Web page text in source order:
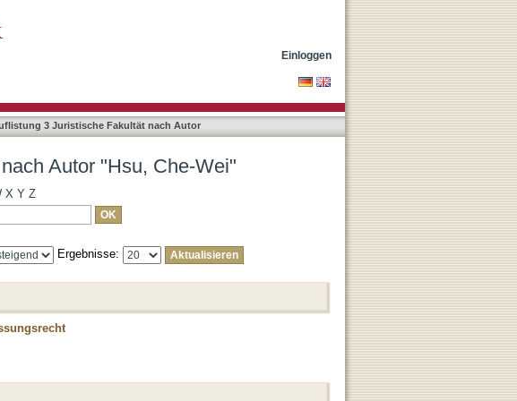
Einloggen
3 Juristische Fakultät nach Autor
Autor "Hsu, Che-Wei"
X Y Z
Ergebnisse: